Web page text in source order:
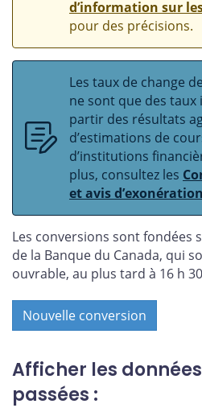
d’information sur
pour des précisions.
Les taux de change
ne sont que des taux
partir des résultats
d’estimations de
d’institutions
plus, consultez les
et avis
Les conversions sont fondées
de la Banque du Canada, qui
ouvrable, au plus tard à 16 h
Nouvelle conversion
Afficher les
passées :